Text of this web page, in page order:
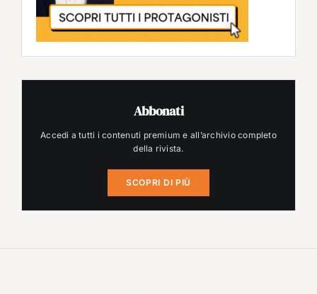
Abbonati
Accedi a tutti i contenuti premium e all’archivio completo
della rivista.
SCOPRI DI PIÙ